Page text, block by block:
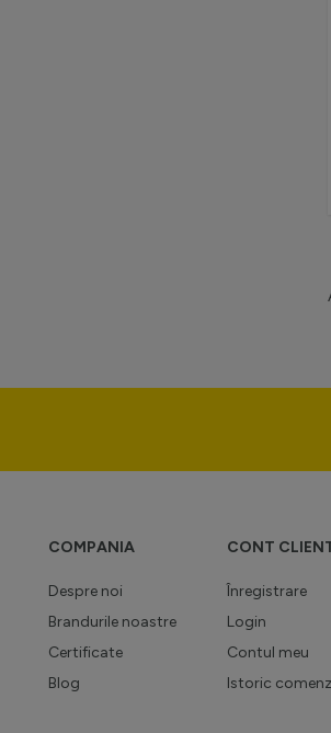
COMPANIA
Despre noi
Brandurile noastre
Certificate
Blog
CONT
Înregistrare
Login
Contul meu
Istoric